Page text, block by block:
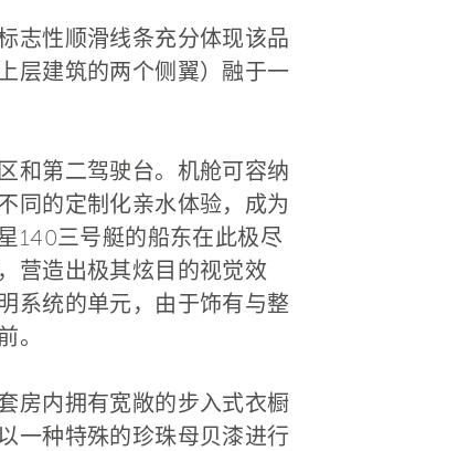
志性顺滑线条充分体现该品
层建筑的两个侧翼）融于一
和第二驾驶台。机舱可容纳
同的定制化亲水体验，成为
140三号艇的船东在此极尽
营造出极其炫目的视觉效
系统的单元，由于饰有与整
。
房内拥有宽敞的步入式衣橱
一种特殊的珍珠母贝漆进行